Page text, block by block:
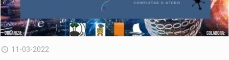
11-03-2022